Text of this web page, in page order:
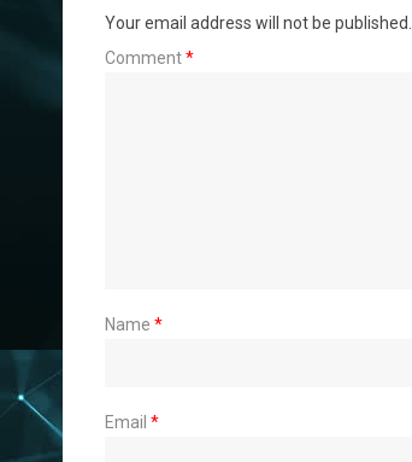
Your email address will not be published.
Comment*
Name *
Email *